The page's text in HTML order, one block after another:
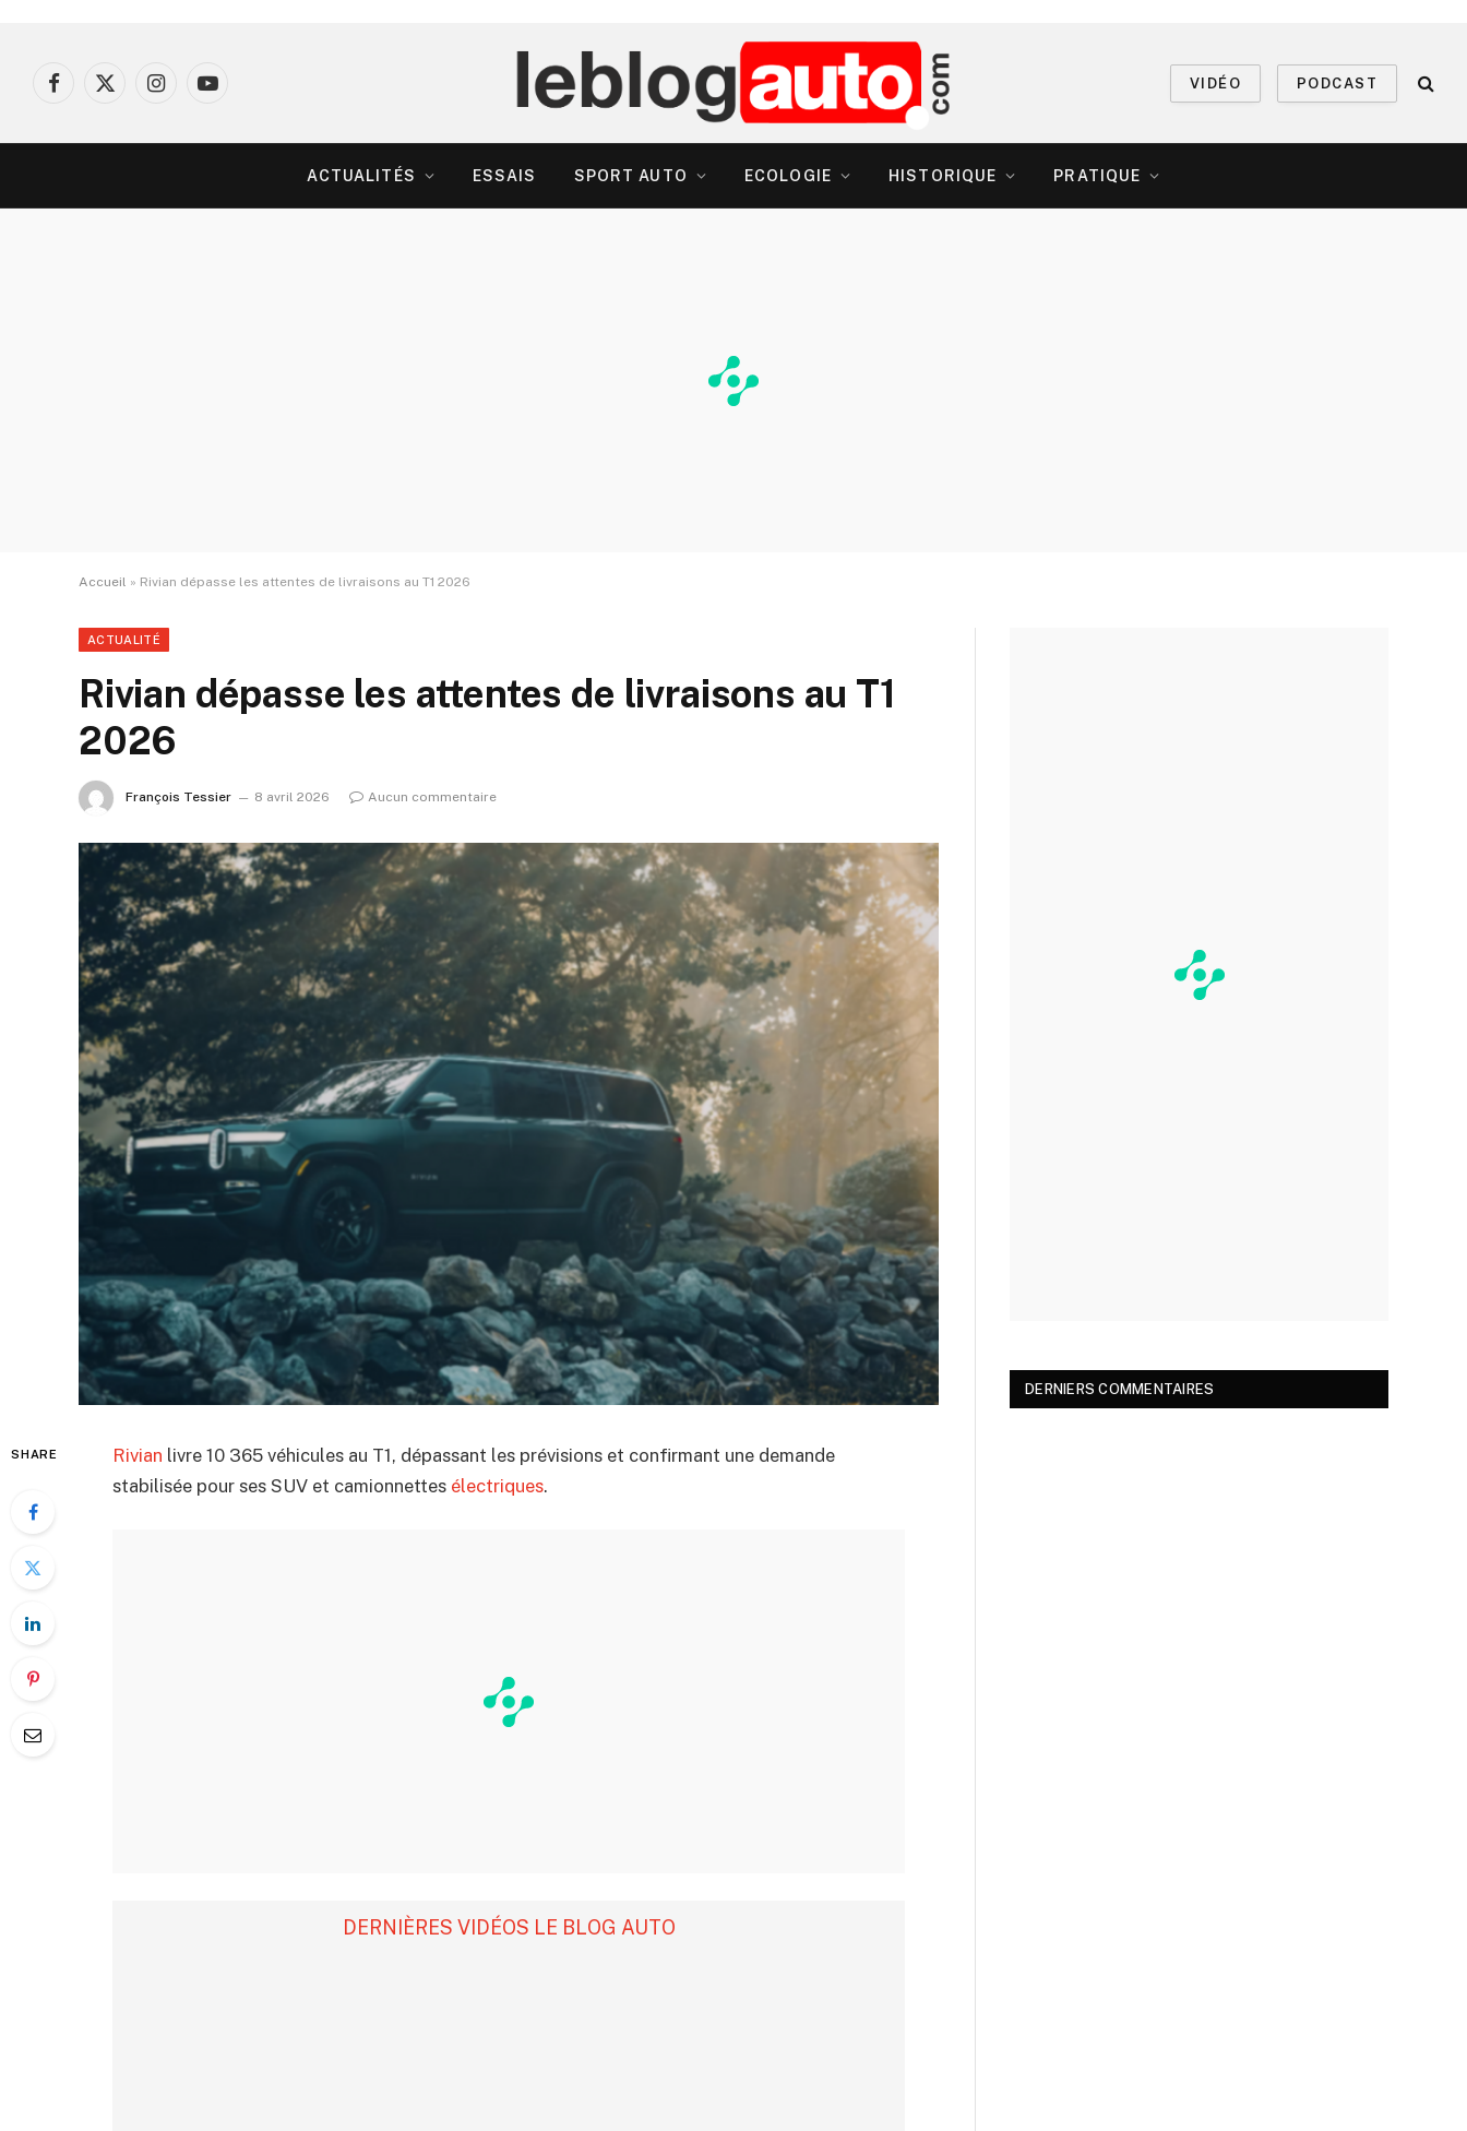
Facebook
X
InstagramYouTube
VIDÉO PODCAST
ACTUALITÉS ESSAIS SPORT AUTO ECOLOGIE HISTORIQUE PRATIQUE
Accueil » Rivian dépasse les attentes de livraisons au T1 2026
ACTUALITÉ
Rivian dépasse les attentes de livraisons au T1
2026
François Tessier 8 avril 2026 Aucun commentaire
SHARE Rivian livre 10 365 véhicules au T1, dépassant les prévisions et confirmant une demande
stabilisée pour ses SUV et camionnettes électriques.
DERNIÈRES VIDÉOS LE BLOG AUTO
DERNIERS COMMENTAIRES